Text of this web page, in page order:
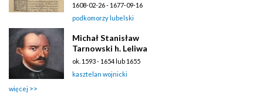
1608-02-26 - 1677-09-16
podkomorzy lubelski
Michał Stanisław
Tarnowski h. Leliwa
ok. 1593 - 1654 lub 1655
kasztelan wojnicki
więcej